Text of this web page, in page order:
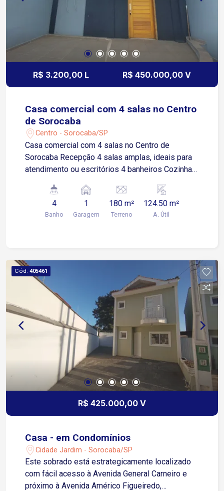
R$ 3.200,00 L R$ 450.000,00 V
Casa comercial com 4 salas no Centro
de Sorocaba
Centro - Sorocaba/SP
Casa comercial com 4 salas no Centro de
Sorocaba Recepção 4 salas amplas, ideais para
atendimento ou escritórios 4 banheiros Cozinha
acessibilidade Infraestrutura pronta com
tubulação para ar-condicionado Espaço versátil,
ideal para clínicas, escritórios ou empresas que
Aproximadamente 2 minutos da Avenida Afonso
Vergueiro Cerca de 3 minutos da Avenida General
Carneiro Aproximadamente 2 a 5 minutos dos
principais pontos do Centro de Sorocaba Fácil
acesso à Rodovia Raposo Tavares em cerca de
10 minutos Região com alto fluxo de pessoas e
veículos Próximo a bancos, cartórios,
restaurantes, comércios e serviços em geral
Excelente localização estratégica para empresas
que buscam destaque em imóvel para aluguel
4
Banho
1
Garagem
180 m²
Terreno
124.50 m²
A. Útil
Cód. 405461
R$ 425.000,00 V
Casa - em Condomínios
Cidade Jardim - Sorocaba/SP
Este sobrado está estrategicamente localizado
com fácil acesso à Avenida General Carneiro e
próximo à Avenida Américo Figueiredo,